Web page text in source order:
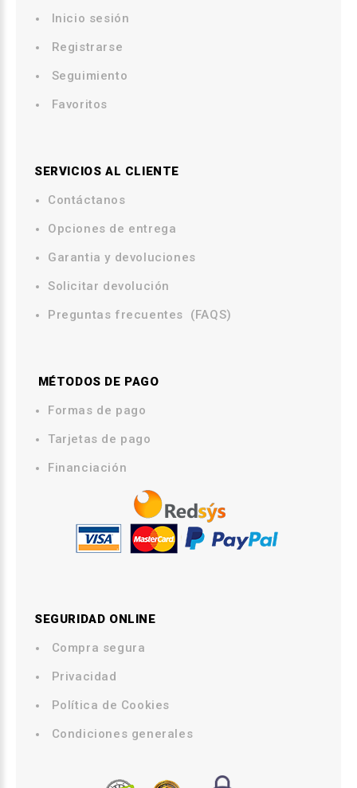
Inicio sesión
Registrarse
Seguimiento
Favoritos
SERVICIOS AL CLIENTE
Contáctanos
Opciones de entrega
Garantia y devoluciones
Solicitar devolución
Preguntas frecuentes (FAQS)
MÉTODOS DE PAGO
Formas de pago
Tarjetas de pago
Financiación
SEGURIDAD ONLINE
Compra segura
Privacidad
Política de Cookies
Condiciones generales